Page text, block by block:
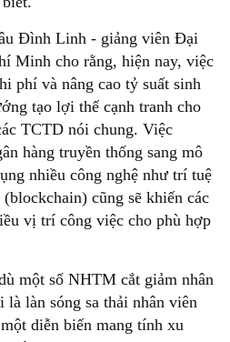
Đình Linh - giảng viên Đại
Minh cho rằng, hiện nay, việc
phí và nâng cao tỷ suất sinh
tạo lợi thế cạnh tranh cho
TCTD nói chung. Việc
hàng truyền thống sang mô
nhiều công nghệ như trí tuệ
cũng sẽ khiến các
vị trí công việc cho phù hợp
một số NHTM cắt giảm nhân
làn sóng sa thải nhân viên
diễn biến mang tính xu